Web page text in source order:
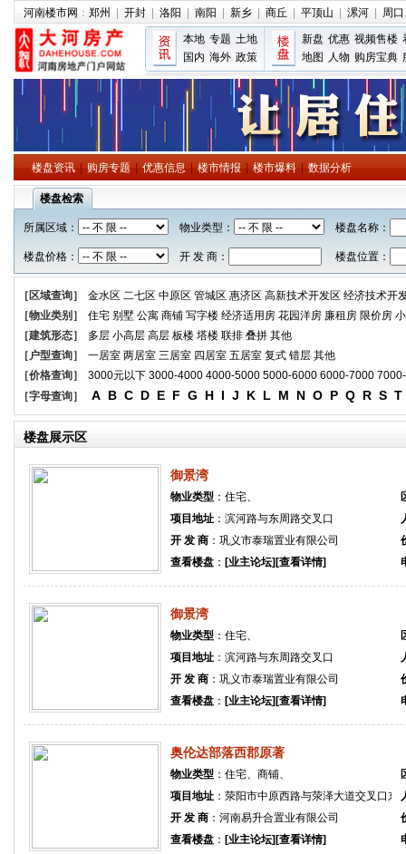
河南楼市网 ： 郑州 开封 洛阳 南阳 新乡 商丘 平顶山 漯河 周口
本地 专题 土地
国内 海外 政策
新盘 优惠 视频售楼
地图
人物 购房宝典
楼盘资讯 购房专题 优惠信息 楼市情报 楼市爆料 数据分析
楼盘检索
所属区域：
楼盘价格：
物业类型：
开 发 商：
楼盘名称：
楼盘位置：
［区域查询］ 金水区 二七区 中原区 管城区 惠济区 高新技术开发区 经济技术开
［物业类别］
住宅 别墅 公寓 商铺 写字楼 经济适用房 花园洋房 廉租房 限价房
［建筑形态］
多层 小高层 高层 板楼 塔楼 联排 叠拼 其他
［户型查询］
一居室 两居室 三居室 四居室 五居室 复式 错层 其他
［价格查询］
3000元以下 3000-4000 4000-5000 5000-6000 6000-7000
［字母查询］
A B C D E F G H I J K L M N O P Q R S T
楼盘展示区
御景湾
物业类型 ：住宅、
项目地址 ：滨河路与东周路交叉口
开 发 商 ：巩义市泰瑞置业有限公司
查看楼盘 ： [业主论坛] [查看详情]
御景湾
物业类型 ：住宅、
项目地址 ：滨河路与东周路交叉口
开 发 商 ：巩义市泰瑞置业有限公司
查看楼盘 ： [业主论坛] [查看详情]
奥伦达部落西郡原著
物业类型 ：住宅、商铺、
项目地址 ：荥阳市中原西路与荥泽大道交叉口东
开 发 商 ：河南易升合置业有限公司
查看楼盘 ： [业主论坛] [查看详情]